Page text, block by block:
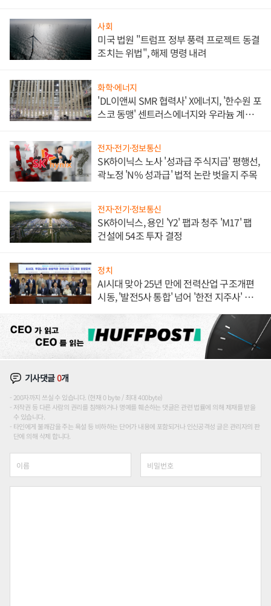
사회
미국 법원 "트럼프 정부 풍력 프로젝트 동결
조치는 위법", 해제 명령 내려
화학·에너지
'DL이앤씨 SMR 협력사' X에너지, '한수원 포
스코 동맹' 센트러스에너지와 우라늄 계약
전자·전기·정보통신
SK하이닉스 노사 '성과급 주식지급' 평행선,
곽노정 'N% 성과급' 법적 논란 벗을지 주목
전자·전기·정보통신
SK하이닉스, 용인 'Y2' 팹과 청주 'M17' 팹
건설에 54조 투자 결정
정치
AI시대 맞아 25년 만에 전력산업 구조개편
시동, '발전5사 통합' 넘어 '한전 지주사' 재편
기사댓글0개
200자까지 쓰실 수 있습니다. (현재 0 byte / 최대 400byte)
저작권 등 다른 사람의 권리를 침해하거나 명예를 훼손하는 댓글은 관련 법률에 의해 제재를 받을
수 있습니다.
타인에게 불쾌감을 주는 욕설 등 비하하는 단어가 내용에 포함되거나 인신공격성 글은 관리자의 판
단에 의해 삭제 합니다.